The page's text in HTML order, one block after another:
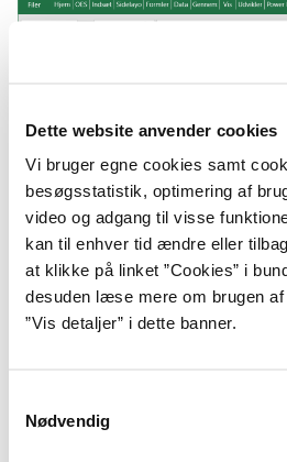
Dette website anvender cookies
Vi bruger egne cookies samt
besøgsstatistik, optimering af
video og adgang til visse
kan til enhver tid ændre eller
at klikke på linket ”Cookies” i
desuden læse mere om brugen
”Vis detaljer” i dette banner.
Nødvendig
Tidlig adgang